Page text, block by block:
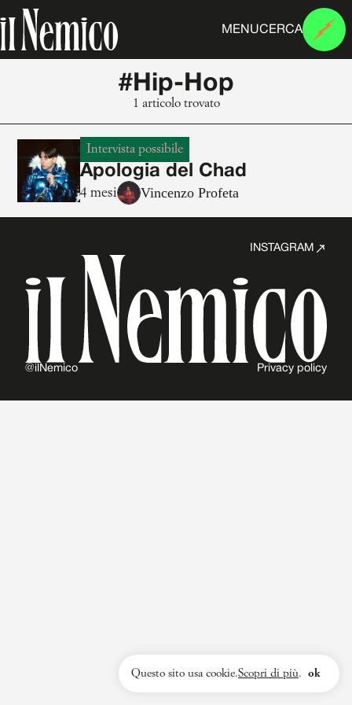
MENUCERCA
#Hip-Hop
1 articolo trovato
Intervista possibile
Apologia del Chad
4 mesi Vincenzo Profeta
INSTAGRAM
@ilNemico Privacy policy
Questo sito usa cookie.Scopri di più. ok